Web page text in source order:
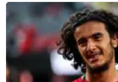
Maubelan-OL 31 mai 2026 à
Pour éviter les fausses
Points apportés par
participations de chacun
PSG 19, 19 , 23 , 33,5 , 36,5
OL 17, 23 , 21 , 22,75 , 22